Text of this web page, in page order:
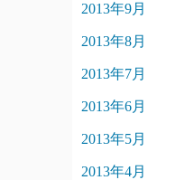
2013年9月
2013年8月
2013年7月
2013年6月
2013年5月
2013年4月